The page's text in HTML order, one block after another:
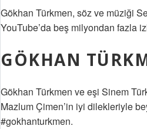
Gökhan Türkmen, söz ve müziği
YouTube’da beş milyondan fazla
GÖKHAN
Gökhan Türkmen ve eşi Sinem
Mazlum Çimen’in iyi dilekleriyle
#gokhanturkmen.